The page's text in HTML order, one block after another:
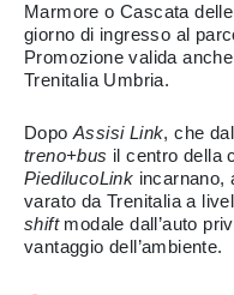
Marmore o Cascata
giorno di ingresso al
Promozione valida
Trenitalia Umbria.
Dopo Assisi Link, che
treno+bus il centro della
PiedilucoLink incarnano,
varato da Trenitalia a
shift modale dall’auto
vantaggio dell’ambiente.